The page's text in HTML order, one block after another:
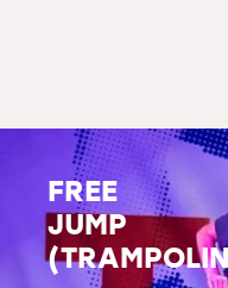
FREE
JUMP